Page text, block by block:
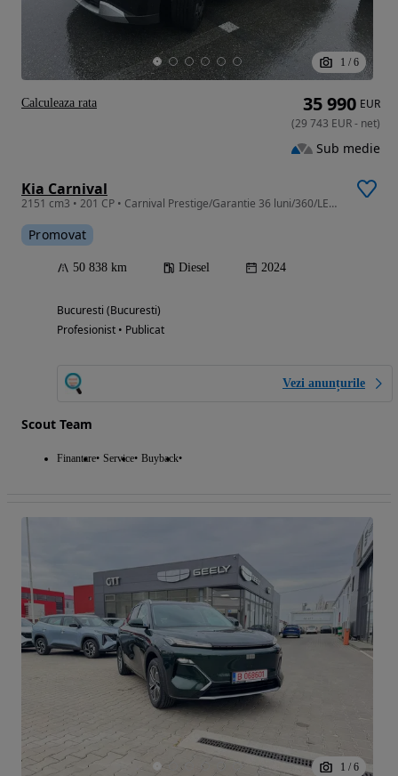
1 / 6
Kia Carnival
2151 cm3 • 201 CP • Carnival Prestige/Garantie 36 luni/360/LED/Piele/TVA
Promovat
50 838 km Diesel 2024
Bucuresti (Bucuresti)
Profesionist • Publicat
Vezi anunțurile
Scout Team
Finantare Service Buyback
35 990 EUR
(29 743 EUR- net)
Sub medie
Calculeaza rata
1 / 6